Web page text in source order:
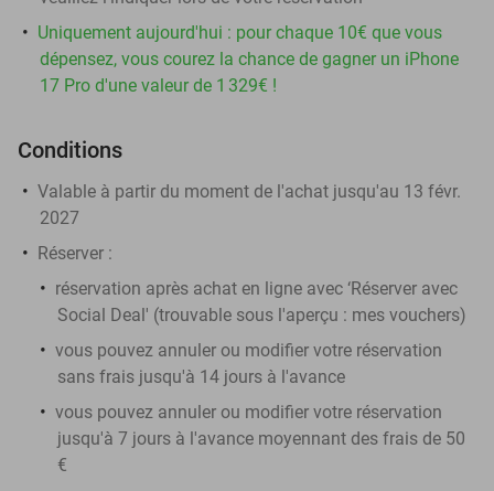
Uniquement aujourd'hui : pour chaque 10€ que vous
dépensez, vous courez la chance de gagner un iPhone
17 Pro d'une valeur de 1 329€ !
Conditions
Valable à partir du moment de l'achat jusqu'au 13 févr.
2027
Réserver :
réservation après achat en ligne avec ‘Réserver avec
Social Deal' (trouvable sous l'aperçu : mes vouchers)
vous pouvez annuler ou modifier votre réservation
sans frais jusqu'à 14 jours à l'avance
vous pouvez annuler ou modifier votre réservation
jusqu'à 7 jours à l'avance moyennant des frais de 50
€